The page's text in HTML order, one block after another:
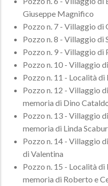
Giuseppe Magnifico
Pozzo n. 7 - Villaggio di
Pozzo n. 8 - Villaggio di
Pozzo n. 9 - Villaggio di
Pozzo n. 10 - Villaggio
Pozzo n. 11 - Località
Pozzo n. 12 - Villaggio
memoria di Dino
Pozzo n. 13 - Villaggio
memoria di Linda
Pozzo n. 14 - Villaggio
di Valentina
Pozzo n. 15 - Località
memoria di Roberto e